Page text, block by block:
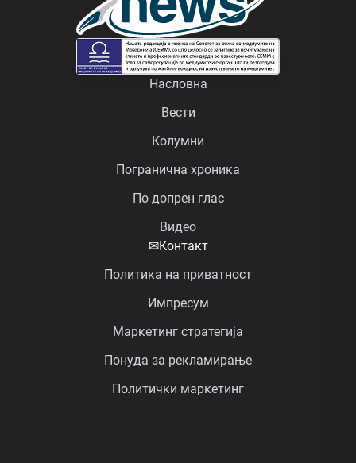
Насловна
Вести
Колумни
Погранична хроника
По допрен глас
Видео
✉Контакт
Политика на приватност
Импресум
Маркетинг стратегија
Понуда за рекламирање
Политички маркетинг